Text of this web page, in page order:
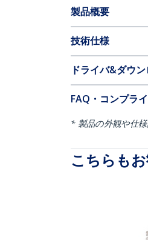
製品概要
技術仕様
ドライバ&ダウ
FAQ・コンプラ
* 製品の外観や仕
こちらも